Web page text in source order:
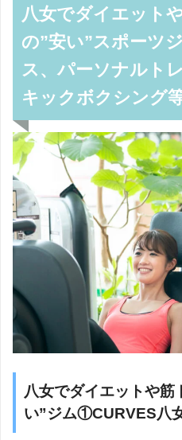
八女でダイエット
の”安い”スポーツ
ス、パーソナルト
キックボクシング
八女でダイエットや筋
い”ジム①CURVES八